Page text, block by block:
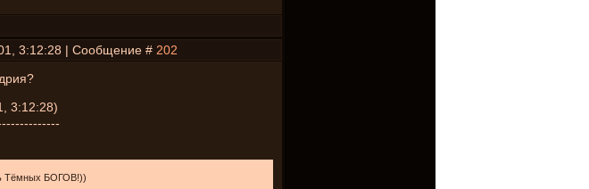
3:12:28 | Сообщение # 202
3:12:28)
Тёмных БОГОВ!))